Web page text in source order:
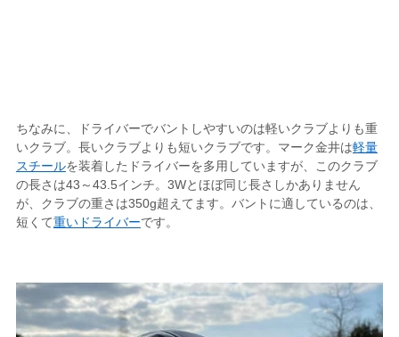
ちなみに、ドライバーでバントしやすいのは軽いクラブよりも重
いクラブ。長いクラブよりも短いクラブです。マーク金井は軽量
スチールを装着したドライバーを多用していますが、このクラブ
の長さは43～43.5インチ。3Wとほぼ同じ長さしかありません
が、クラブの重さは350g超えてます。バントに適しているのは、
短くて重いドライバーです。